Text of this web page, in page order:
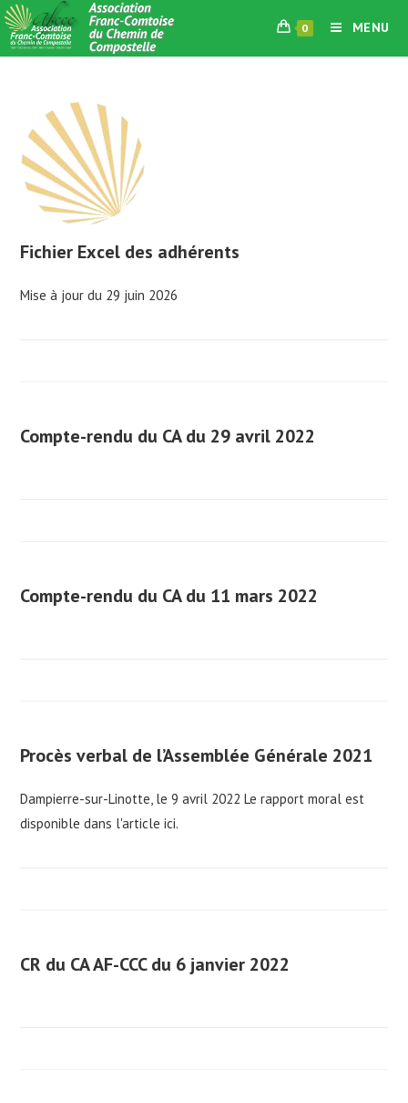
Skip
to
content
0 MENU
Fichier Excel des adhérents
Mise à jour du 29 juin 2026
Compte-rendu du CA du 29 avril 2022
Compte-rendu du CA du 11 mars 2022
Procès verbal de l’Assemblée Générale 2021
Dampierre-sur-Linotte, le 9 avril 2022 Le rapport moral est
disponible dans l'article ici.
CR du CA AF-CCC du 6 janvier 2022